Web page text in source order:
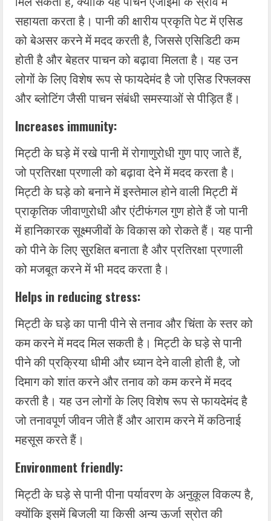
सहायता करता है। पानी की क्षारीय प्रकृति पेट में एसिड
को बेअसर करने में मदद करती है, जिससे एसिडिटी कम
होती है और बेहतर पाचन को बढ़ावा मिलता है। यह उन
लोगों के लिए विशेष रूप से फायदेमंद है जो एसिड रिफ्लक्स
और ब्लोटिंग जैसी पाचन संबंधी समस्याओं से पीड़ित हैं।
Increases immunity:
मिट्टी के घड़े में रखे पानी में रोगाणुरोधी गुण पाए जाते हैं,
जो प्रतिरक्षा प्रणाली को बढ़ावा देने में मदद करता है।
मिट्टी के घड़े को बनाने में इस्तेमाल होने वाली मिट्टी में
प्राकृतिक जीवाणुरोधी और एंटीफंगल गुण होते हैं जो पानी
में हानिकारक सूक्ष्मजीवों के विकास को रोकते हैं। यह पानी
को पीने के लिए सुरक्षित बनाता है और प्रतिरक्षा प्रणाली
को मजबूत करने में भी मदद करता है।
Helps in reducing stress:
मिट्टी के घड़े का पानी पीने से तनाव और चिंता के स्तर को
कम करने में मदद मिल सकती है। मिट्टी के घड़े से पानी
पीने की प्रक्रिया धीमी और ध्यान देने वाली होती है, जो
दिमाग को शांत करने और तनाव को कम करने में मदद
करती है। यह उन लोगों के लिए विशेष रूप से फायदेमंद है
जो तनावपूर्ण जीवन जीते हैं और आराम करने में कठिनाई
महसूस करते हैं।
Environment friendly:
मिट्टी के घड़े से पानी पीना पर्यावरण के अनुकूल विकल्प है,
क्योंकि इसमें बिजली या किसी अन्य ऊर्जा स्रोत की